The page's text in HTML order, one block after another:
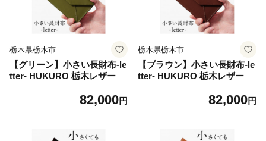
栃木県栃木市
【グリーン】小さい長財布-le
tter- HUKURO 栃木レザー
82,000円
栃木県栃木市
【ブラウン】小さい長財布-le
tter- HUKURO 栃木レザー
82,000円